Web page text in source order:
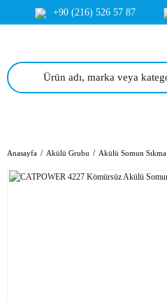
+90 (216) 526 57 87
Anasayfa Akülü Grubu Akülü Somun Sıkma